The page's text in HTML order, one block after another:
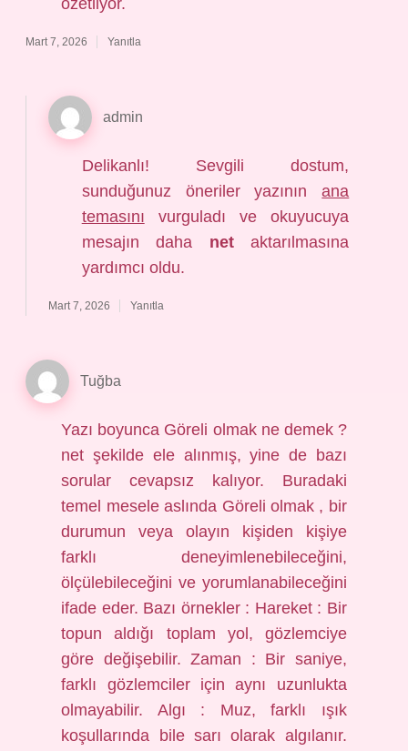
özetliyor.
Mart 7, 2026 Yanıtla
admin
Delikanlı! Sevgili dostum,
sunduğunuz öneriler yazınınana
temasını vurguladı ve okuyucuya
mesajın daha netaktarılmasına
yardımcı oldu.
Mart 7, 2026 Yanıtla
Tuğba
Yazı boyunca Göreli olmak ne demek ?
net şekilde ele alınmış, yine de bazı
sorular cevapsız kalıyor. Buradaki
temel mesele aslında Göreli olmak , bir
durumun veya olayın kişiden kişiye
farklı deneyimlenebileceğini,
ölçülebileceğini ve yorumlanabileceğini
ifade eder. Bazı örnekler : Hareket : Bir
topun aldığı toplam yol, gözlemciye
göre değişebilir. Zaman : Bir saniye,
farklı gözlemciler için aynı uzunlukta
olmayabilir. Algı : Muz, farklı ışık
koşullarında bile sarı olarak algılanır.